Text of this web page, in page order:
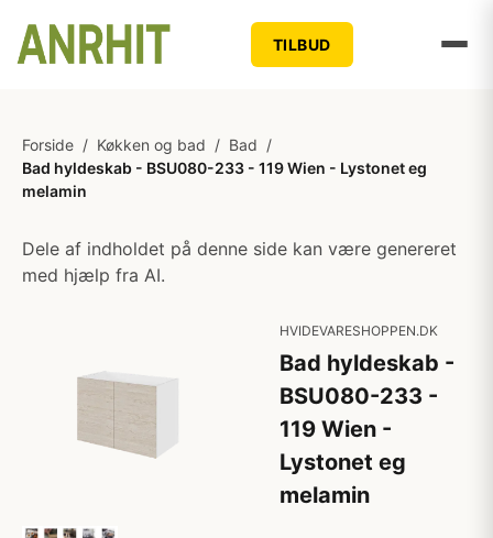
TILBUD
Forside / Køkken og bad / Bad /
Bad hyldeskab - BSU080-233 - 119 Wien - Lystonet eg
melamin
Dele af indholdet på denne side kan være genereret
med hjælp fra AI.
HVIDEVARESHOPPEN.DK
Bad hyldeskab -
BSU080-233 -
119 Wien -
Lystonet eg
melamin